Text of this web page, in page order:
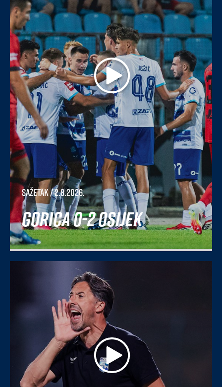
Sažetak/ 2.8.2026.
Gorica 0-2 Osijek